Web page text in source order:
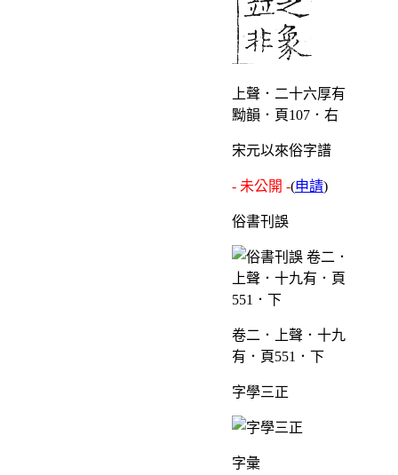
上聲．二十六厚有
黝韻．頁107．右
宋元以來俗字譜
- 未公開 -(申請)
俗書刊誤
卷二．上聲．十九
有．頁551．下
字學三正
字彙